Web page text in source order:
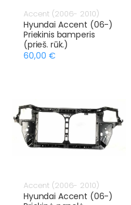
Accent (2006- 2010)
Hyundai Accent (06-)
Priekinis bamperis
(prieš. rūk.)
60,00 €
Accent (2006- 2010)
Hyundai Accent (06-)